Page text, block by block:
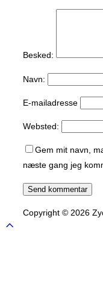
Besked:
Navn:
E-mailadresse
Websted:
Gem mit navn,
næste gang jeg
Copyright © 2026